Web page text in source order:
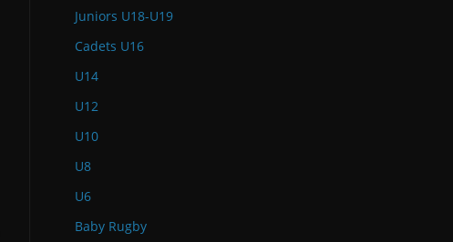
Juniors U18-U19
Cadets U16
U14
U12
U10
U8
U6
Baby Rugby